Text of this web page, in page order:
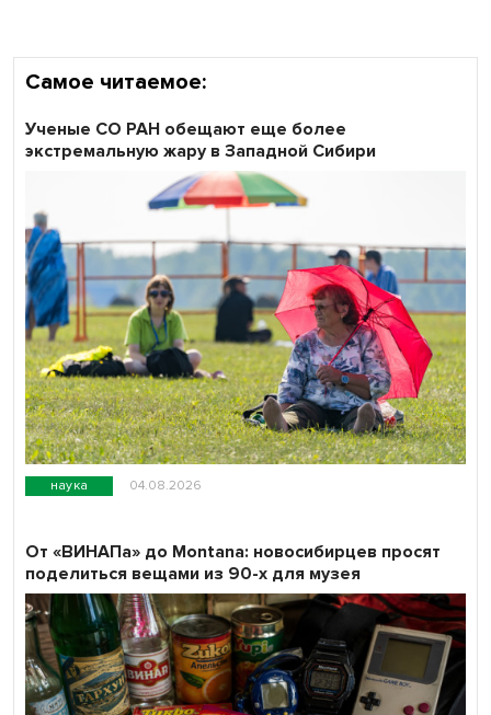
Самое читаемое:
наука 04.08.2026
Ученые СО РАН обещают еще более
экстремальную жару в Западной Сибири
От «ВИНАПа» до Montana: новосибирцев просят
поделиться вещами из 90-х для музея